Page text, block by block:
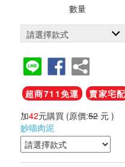
數量
超商711免運 賣家宅配
加42元購買 (原價:52 元 )
妙喵肉泥